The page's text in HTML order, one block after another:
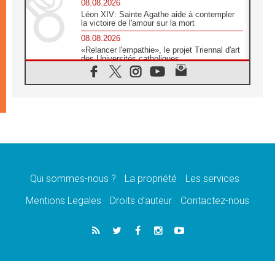
08.08.2026
Léon XIV: Sainte Agathe aide à contempler
la victoire de l'amour sur la mort
08.08.2026
«Relancer l'empathie», le projet Triennal d'art
des Universités catholiques
08.08.2026
Signis 2026, donner la parole aux religieuses
07.08.2026
07.08.2026
de l'Assomption et mémoire nationale
«La paix commence par l'empathie» estime
le cardinal Parolin
Qui sommes-nous ? La propriété
Les services
Mentions Legales
Droits d’auteur Contactez-nous